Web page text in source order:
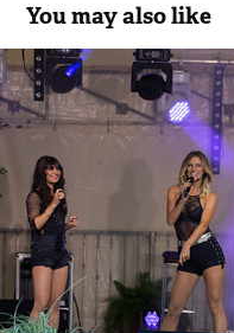
You may also like
New L5
2018